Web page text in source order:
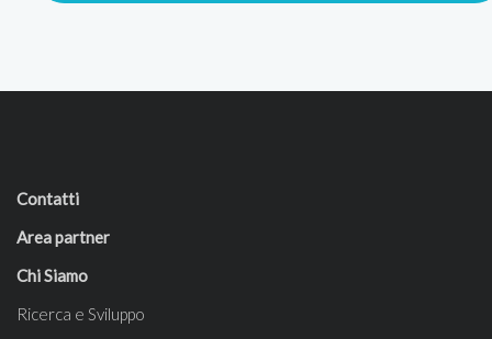
Contatti
Area partner
Chi Siamo
Ricerca e Sviluppo